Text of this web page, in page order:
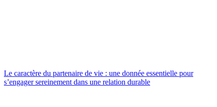
Le caractère du partenaire de vie : une donnée essentielle pour
s’engager sereinement dans une relation durable